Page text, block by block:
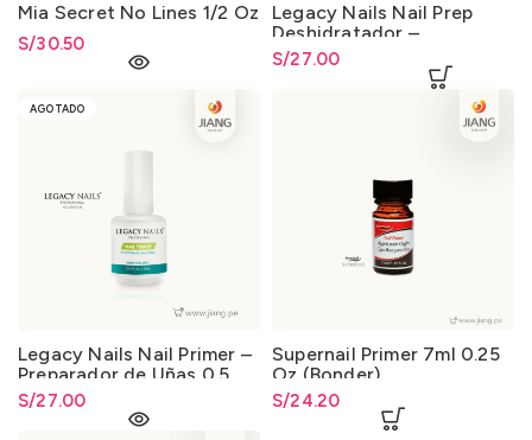
Mia Secret No Lines 1/2 Oz
S/30.50
Legacy Nails Nail Prep
Deshidratador –
Preparador de Uñas 0.5 Oz
S/27.00
AGOTADO
Legacy Nails Nail Primer –
Preparador de Uñas 0.5
Ozhhh
S/27.00
Supernail Primer 7ml 0.25
Oz (Bonder)
S/24.20